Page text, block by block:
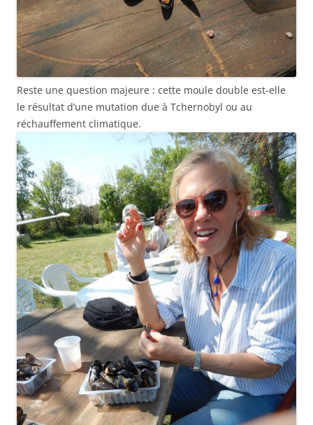
Reste une question majeure : cette moule double est-elle
le résultat d’une mutation due à Tchernobyl ou au
réchauffement climatique.